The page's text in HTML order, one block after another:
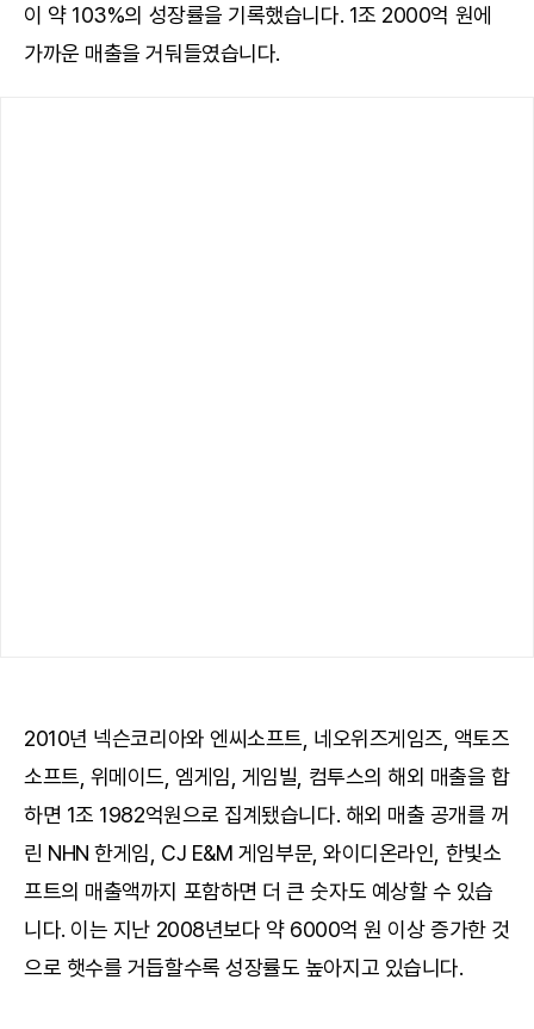
이 약 103%의 성장률을 기록했습니다. 1조 2000억 원에
가까운 매출을 거둬들였습니다.
2010년 넥슨코리아와 엔씨소프트, 네오위즈게임즈, 액토즈
소프트, 위메이드, 엠게임, 게임빌, 컴투스의 해외 매출을 합
하면 1조 1982억원으로 집계됐습니다. 해외 매출 공개를 꺼
린 NHN 한게임, CJ E&M 게임부문, 와이디온라인, 한빛소
프트의 매출액까지 포함하면 더 큰 숫자도 예상할 수 있습
니다. 이는 지난 2008년보다 약 6000억 원 이상 증가한 것
으로 햇수를 거듭할수록 성장률도 높아지고 있습니다.